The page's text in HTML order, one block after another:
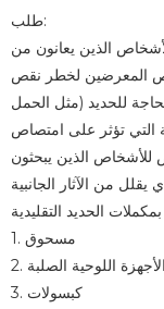
طلب:
الذين يعانون من
المعرضين لخطر نقص
للحديد (مثل الحمل
التي تؤثر على امتصاص
للأشخاص الذين يبحثون
من الآثار الجانبية
1. مسحوق
2. الأجهزة اللوحية الصلبة
3. كبسولات